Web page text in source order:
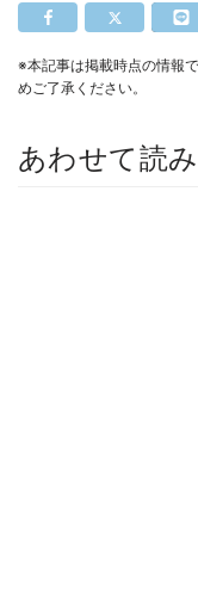
※本記事は掲載時点の情報
めご了承ください。
あわせて読